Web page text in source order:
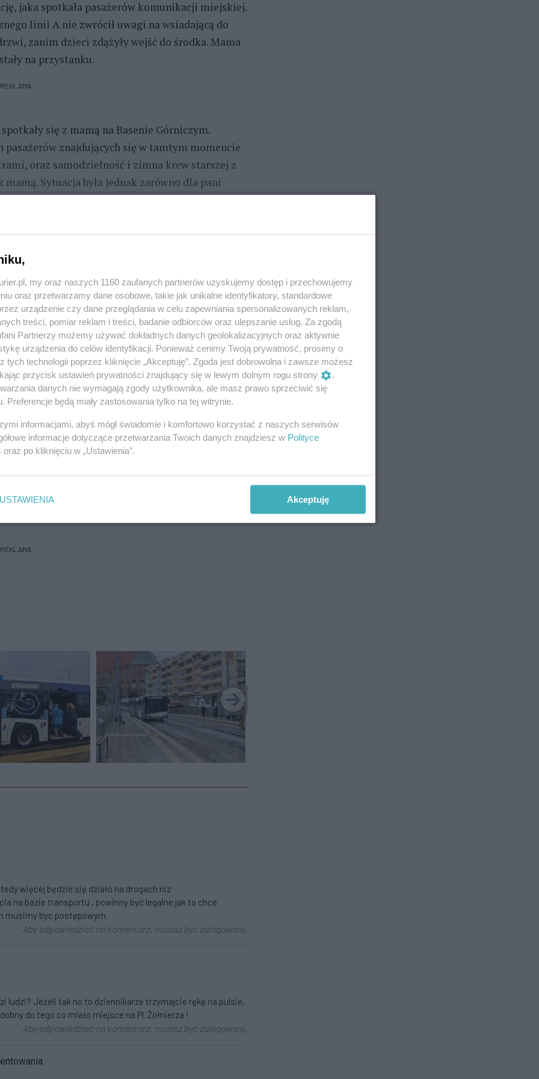
jaka spotkała pasażerów komunikacji miejskiej.
linii A nie zwrócił uwagi na wsiadającą do
zanim dzieci zdążyły wejść do środka. Mama
na przystanku.
REKLAMA
się z mamą na Basenie Górniczym.
pasażerów znajdujących się w tamtym momencie
oraz samodzielność i zimna krew starszej z
Sytuacja była jednak zarówno dla pani
przystanku Wyszyńskiego w stronę
A, do którego chciałyśmy wsiąść. Drzwi
zaczął
dla Czytelników eKuriera
67%treści.
dostępna w
05-2026
REKLAMA
więcej będzie się działo na drogach niz
na bazie transportu , powinny być legalne jak to chce
musimy byc postępowym.
Aby odpowiedzieć na komentarz, musisz być zalogowany.
ludzi? Jeżeli tak no to dziennikarze trzymajcie rękę na pulsie,
do tego co miało miejsce na Pl. Żołnierza !
Aby odpowiedzieć na komentarz, musisz być zalogowany.
my oraz naszych 1160 zaufanych partnerów uzyskujemy dostęp i przechowujemy
oraz przetwarzamy dane osobowe, takie jak unikalne identyfikatory, standardowe
urządzenie czy dane przeglądania w celu zapewniania spersonalizowanych reklam,
treści, pomiar reklam i treści, badanie odbiorców oraz ulepszanie usług. Za zgodą
Partnerzy możemy używać dokładnych danych geolokalizacyjnych oraz aktywnie
urządzenia do celów identyfikacji. Ponieważ cenimy Twoją prywatność, prosimy o
tych technologii poprzez kliknięcie „Akceptuję”. Zgoda jest dobrowolna i zawsze możesz
przycisk ustawień prywatności znajdujący się w lewym dolnym rogu strony
danych nie wymagają zgody użytkownika, ale masz prawo sprzeciwić się
Preferencje będą miały zastosowania tylko na tej witrynie.
informacjami, abyś mógł świadomie i komfortowo korzystać z naszych serwisów
informacje dotyczące przetwarzania Twoich danych znajdziesz w Polityce
oraz po kliknięciu w „Ustawienia”.
USTAWIENIA Akceptuję